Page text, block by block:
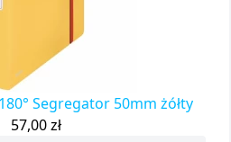
Segregator 50mm żółty
57,00zł